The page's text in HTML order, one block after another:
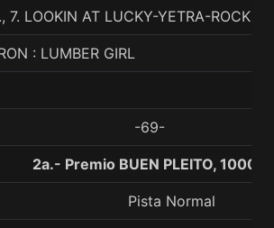
7. LOOKIN AT LUCKY-YETRA-ROCK
: LUMBER GIRL
-69-
2a.- Premio BUEN PLEITO, 1000
Pista Normal